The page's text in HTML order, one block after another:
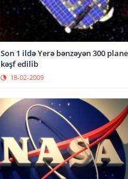
Son 1 ildə Yerə bənzəyən 300
kəşf edilib
18-02-2009